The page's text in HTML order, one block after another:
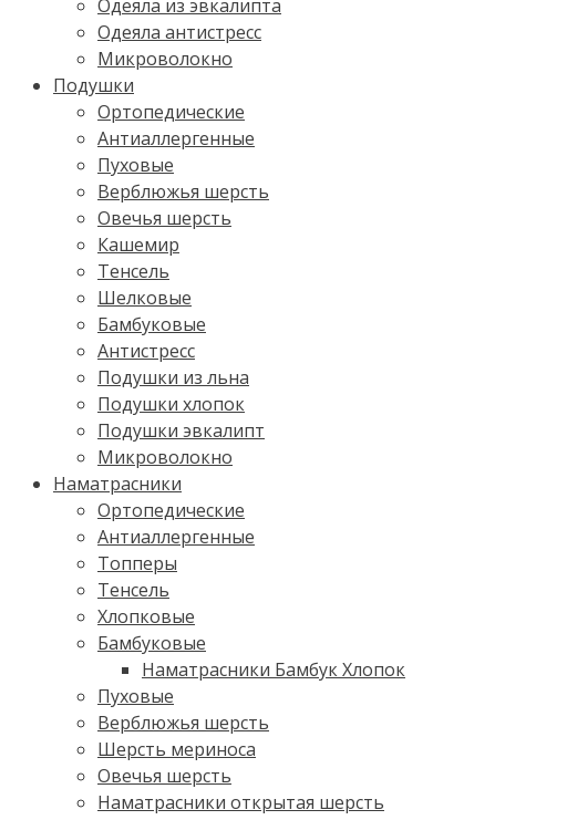
Одеяла из эвкалипта
Одеяла антистресс
Микроволокно
Подушки
Ортопедические
Антиаллергенные
Пуховые
Верблюжья шерсть
Овечья шерсть
Кашемир
Тенсель
Шелковые
Бамбуковые
Антистресс
Подушки из льна
Подушки хлопок
Подушки эвкалипт
Микроволокно
Наматрасники
Ортопедические
Антиаллергенные
Топперы
Тенсель
Хлопковые
Бамбуковые
Наматрасники Бамбук Хлопок
Пуховые
Верблюжья шерсть
Шерсть мериноса
Овечья шерсть
Наматрасники открытая шерсть